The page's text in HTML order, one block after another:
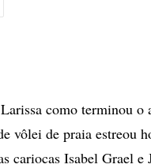
como terminou o
vôlei de praia estreou
cariocas Isabel Grael e